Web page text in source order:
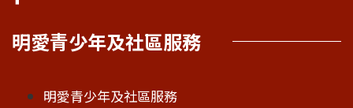
明愛青少年及社區服務
明愛青少年及社區服務